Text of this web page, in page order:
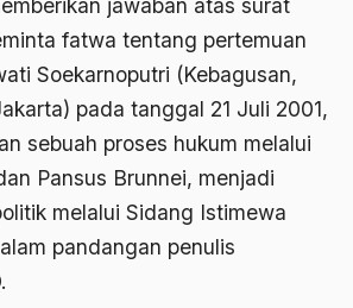
jawaban atas surat
fatwa tentang pertemuan
Soekarnoputri (Kebagusan,
pada tanggal 21 Juli 2001,
sebuah proses hukum melalui
Pansus Brunnei, menjadi
melalui Sidang Istimewa
pandangan penulis